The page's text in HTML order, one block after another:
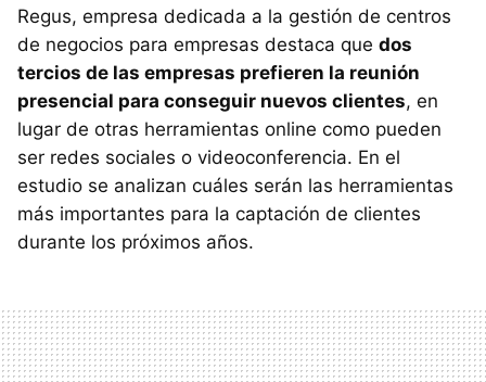
Regus, empresa dedicada a la gestión de centros
de negocios para empresas destaca que dos
tercios de las empresas prefieren la reunión
presencial para conseguir nuevos clientes, en
lugar de otras herramientas online como pueden
ser redes sociales o videoconferencia. En el
estudio se analizan cuáles serán las herramientas
más importantes para la captación de clientes
durante los próximos años.